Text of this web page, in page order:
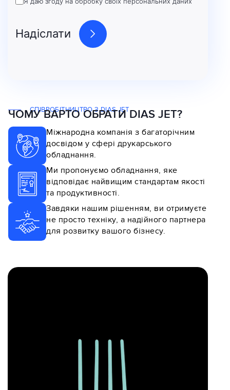
СПІВРОБІТНИЦТВО З DIAS JET
ЧОМУ ВАРТО ОБРАТИ DIAS JET?
Міжнародна компанія з багаторічним
досвідом у сфері друкарського
обладнання.
Ми пропонуємо обладнання, яке
відповідає найвищим стандартам якості
та продуктивності.
Завдяки нашим рішенням, ви отримуєте
не просто техніку, а надійного партнера
для розвитку вашого бізнесу.